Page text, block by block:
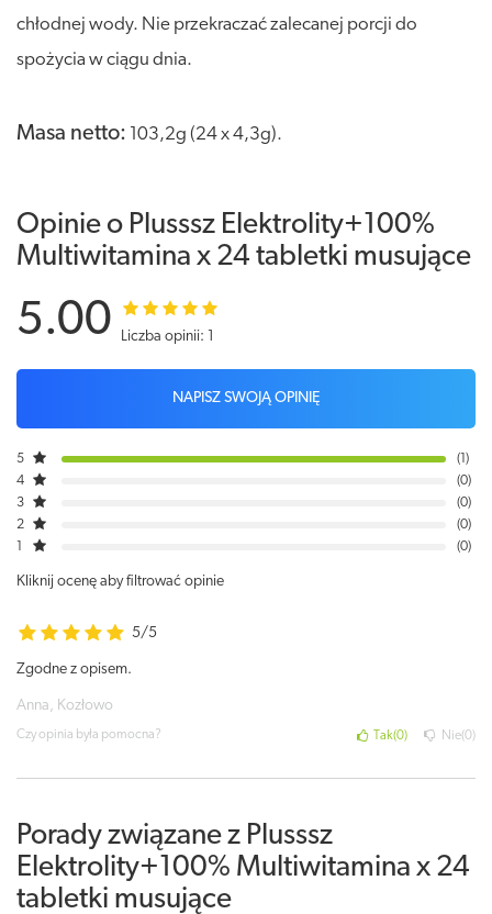
chłodnej wody. Nie przekraczać zalecanej porcji do
spożycia w ciągu dnia.
Masa netto: 103,2g (24 x 4,3g).
Opinie o Plusssz Elektrolity+100%
Multiwitamina x 24 tabletki musujące
5.00 Liczba opinii: 1
NAPISZ SWOJĄ OPINIĘ
5
1
4
0
3
0
2
0
0
Kliknij ocenę aby filtrować opinie
5/5
Zgodne z opisem.
Anna, Kozłowo
Czy opinia była pomocna? Tak 0 Nie 0
Porady związane z Plusssz
Elektrolity+100% Multiwitamina x 24
tabletki musujące